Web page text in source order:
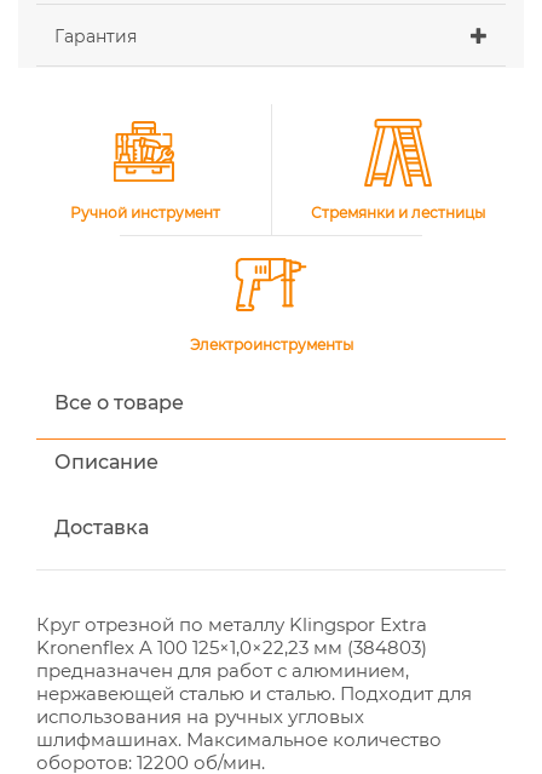
Гарантия
Ручной инструмент Стремянки и лестницы
Электроинструменты
Все о товаре
Описание
Доставка
Круг отрезной по металлу Klingspor Extra
Kronenflex A 100 125×1,0×22,23 мм (384803)
предназначен для работ с алюминием,
нержавеющей сталью и сталью. Подходит для
использования на ручных угловых
шлифмашинах. Максимальное количество
оборотов: 12200 об/мин.